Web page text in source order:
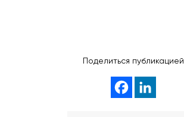
Поделиться публикацией